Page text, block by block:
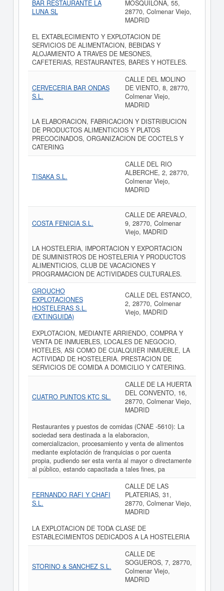
BAR RESTAURANTE LA
LUNA SL
MOSQUILONA, 55,
28770, Colmenar Viejo,
MADRID
EL EXTABLECIMIENTO Y EXPLOTACION DE
SERVICIOS DE ALIMENTACION, BEBIDAS Y
ALOJAMIENTO A TRAVES DE MESONES,
CAFETERIAS, RESTAURANTES, BARES Y HOTELES.
CERVECERIA BAR ONDAS
S.L.
CALLE DEL MOLINO
DE VIENTO, 8, 28770,
Colmenar Viejo,
MADRID
LA ELABORACION, FABRICACION Y DISTRIBUCION
DE PRODUCTOS ALIMENTICIOS Y PLATOS
PRECOCINADOS, ORGANIZACION DE COCTELS Y
CATERING
TISAKA S.L.
CALLE DEL RIO
ALBERCHE, 2, 28770,
Colmenar Viejo,
MADRID
COSTA FENICIA S.L.
CALLE DE AREVALO,
9, 28770, Colmenar
Viejo, MADRID
LA HOSTELERIA, IMPORTACION Y EXPORTACION
DE SUMINISTROS DE HOSTELERIA Y PRODUCTOS
ALIMENTICIOS, CLUB DE VACACIONES Y
PROGRAMACION DE ACTIVIDADES CULTURALES.
GROUCHO
EXPLOTACIONES
HOSTELERAS S.L.
(EXTINGUIDA)
CALLE DEL ESTANCO,
2, 28770, Colmenar
Viejo, MADRID
EXPLOTACION, MEDIANTE ARRIENDO, COMPRA Y
VENTA DE INMUEBLES, LOCALES DE NEGOCIO,
HOTELES, ASI COMO DE CUALQUIER INMUEBLE, LA
ACTIVIDAD DE HOSTELERIA. PRESTACION DE
SERVICIOS DE COMIDA A DOMICILIO Y CATERING.
CUATRO PUNTOS KTC SL.
CALLE DE LA HUERTA
DEL CONVENTO, 16,
28770, Colmenar Viejo,
MADRID
Restaurantes y puestos de comidas (CNAE -5610): La
sociedad sera destinada a la elaboracion,
comercializacion, procesamiento y venta de alimentos
mediante explotación de franquicias o por cuenta
propia, pudiendo ser esta venta al mayor o directamente
al público, estando capacitada a tales fines, pa
FERNANDO RAFI Y CHAFI
S.L.
CALLE DE LAS
PLATERIAS, 31,
28770, Colmenar Viejo,
MADRID
LA EXPLOTACION DE TODA CLASE DE
ESTABLECIMIENTOS DEDICADOS A LA HOSTELERIA
STORINO & SANCHEZ S.L.
CALLE DE
SOGUEROS, 7, 28770,
Colmenar Viejo,
MADRID